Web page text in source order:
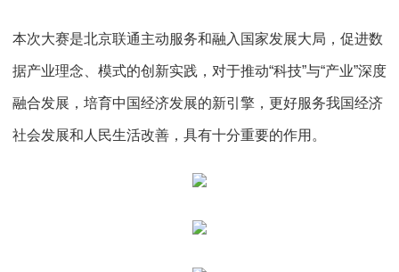
本次大赛是北京联通主动服务和融入国家发展大局，促进数
据产业理念、模式的创新实践，对于推动“科技”与“产业”深度
融合发展，培育中国经济发展的新引擎，更好服务我国经济
社会发展和人民生活改善，具有十分重要的作用。